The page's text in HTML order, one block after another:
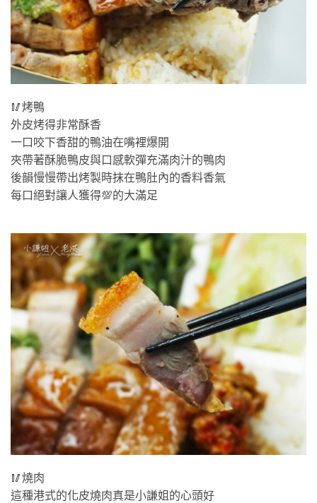
🥢烤鴨
外皮烤得非常酥香
一口咬下香甜的鴨油在嘴裡爆開
夾帶著酥脆鴨皮與口感軟彈充滿肉汁的鴨肉
後韻慢慢帶出烤製時抹在鴨肚內的香料香氣
每口絕對讓人獲得💯的大滿足
🥢燒肉
這種港式的化皮燒肉真是小謙姐的心頭好